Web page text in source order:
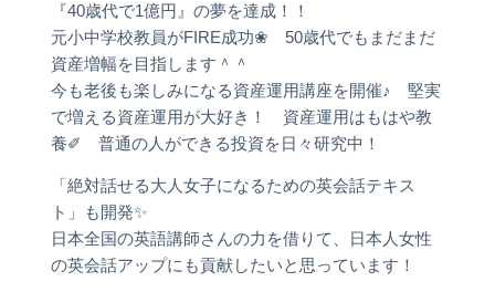
『40歳代で1億円』の夢を達成！！
元小中学校教員がFIRE成功❀ 50歳代でもまだまだ
資産増幅を目指します＾＾
今も老後も楽しみになる資産運用講座を開催♪ 堅実
で増える資産運用が大好き！ 資産運用はもはや教
養✐ 普通の人ができる投資を日々研究中！
「絶対話せる大人女子になるための英会話テキス
ト」も開発✨
日本全国の英語講師さんの力を借りて、日本人女性
の英会話アップにも貢献したいと思っています！